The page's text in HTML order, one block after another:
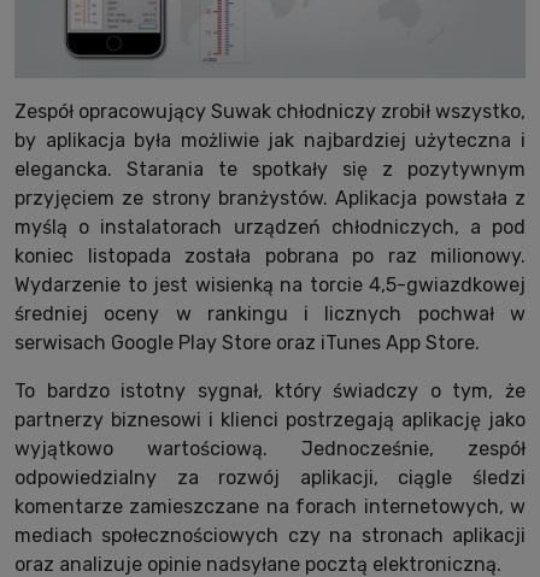
Zespół opracowujący Suwak chłodniczy zrobił wszystko,
by aplikacja była możliwie jak najbardziej użyteczna i
elegancka. Starania te spotkały się z pozytywnym
przyjęciem ze strony branżystów. Aplikacja powstała z
myślą o instalatorach urządzeń chłodniczych, a pod
koniec listopada została pobrana po raz milionowy.
Wydarzenie to jest wisienką na torcie 4,5-gwiazdkowej
średniej oceny w rankingu i licznych pochwał w
serwisach Google Play Store oraz iTunes App Store.
To bardzo istotny sygnał, który świadczy o tym, że
partnerzy biznesowi i klienci postrzegają aplikację jako
wyjątkowo wartościową. Jednocześnie, zespół
odpowiedzialny za rozwój aplikacji, ciągle śledzi
komentarze zamieszczane na forach internetowych, w
mediach społecznościowych czy na stronach aplikacji
oraz analizuje opinie nadsyłane pocztą elektroniczną.